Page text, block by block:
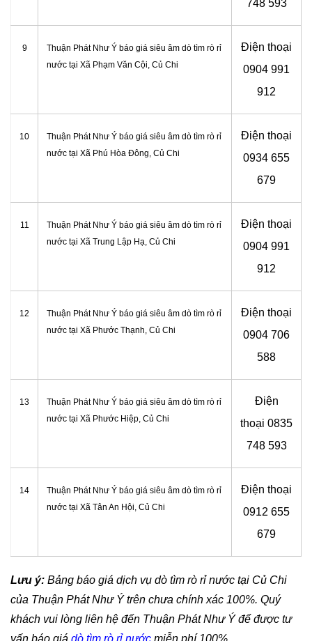
748 593
9
Thuận Phát Như Ý báo giá siêu âm dò tìm rò rỉ
nước tại Xã Phạm Văn Cội, Củ Chi
Điện thoại
0904 991
912
10
Thuận Phát Như Ý báo giá siêu âm dò tìm rò rỉ
nước tại Xã Phú Hòa Đông, Củ Chi
Điện thoại
0934 655
679
11
Thuận Phát Như Ý báo giá siêu âm dò tìm rò rỉ
nước tại Xã Trung Lập Hạ, Củ Chi
Điện thoại
0904 991
912
12
Thuận Phát Như Ý báo giá siêu âm dò tìm rò rỉ
nước tại Xã Phước Thạnh, Củ Chi
Điện thoại
0904 706
588
13
Thuận Phát Như Ý báo giá siêu âm dò tìm rò rỉ
nước tại Xã Phước Hiệp, Củ Chi
Điện
thoại 0835
748 593
14
Thuận Phát Như Ý báo giá siêu âm dò tìm rò rỉ
nước tại Xã Tân An Hội, Củ Chi
Điện thoại
0912 655
679
Lưu ý: Bảng báo giá dịch vụ dò tìm rò rỉ nước tại Củ Chi
của Thuận Phát Như Ý trên chưa chính xác 100%. Quý
khách vui lòng liên hệ đến Thuận Phát Như Ý để được tư
vấn báo giá dò tìm rò rỉ nước miễn phí 100%.